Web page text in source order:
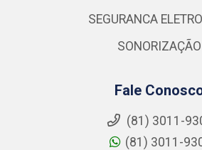
SEGURANCA
SONORIZAÇÃO
Fale
(81) 3011-
(81) 3011-